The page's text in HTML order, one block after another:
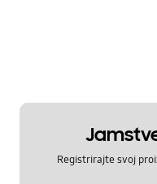
Registrirajte svoj